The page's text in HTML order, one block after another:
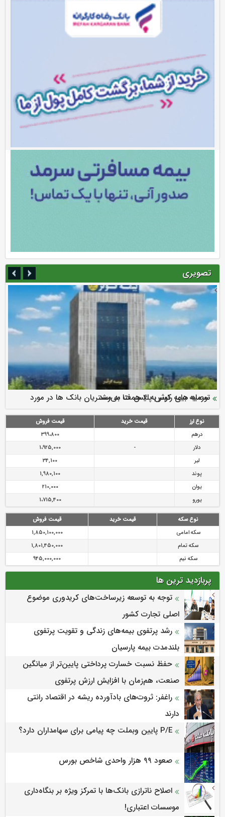
تصویری
ارزش سهام عدالت بالا رفت
سرمایه بیمه کوثر به ۴ همت می‌رسد
نود ثانیه با فولاد سنگان
تقدیر دبیرکل سندیکای بیمه گران ایران از اقدامات مدیرعامل بیمه
رازی
توصیه های رئیس پلیس فتا به مشتریان بانک ها در مورد
پیشگیری از سرقت های مجازی
نوع ارز قیمت خرید
قیمت فروش
درهم
399،800
دلار
-
1،925,000
لیر
34,100
پوند
1,980,100
یوان
210,000
یورو
1،715,400
نوع سکه قیمت خرید
قیمت فروش
سکه امامی
1,850,100,000
سکه تمام
1,801,450,000
سکه نیم
945,000,000
پربازدید ترین ها
توجه به توسعه زیرساخت‌های کریدوری موضوع
اصلی تجارت کشور
رشد پرتفوی بیمه‌های زندگی و تقویت پرتفوی
بلندمدت بیمه پارسیان
حفظ نسبت خسارت پرداختی پایین‌تر از میانگین
صنعت، هم‌زمان با افزایش ارزش پرتفوی
راغفر: ثروت‌های بادآورده ریشه در اقتصاد رانتی
دارند
P/E پایین وبملت چه پیامی برای سهامداران دارد؟
صعود ۹۹ هزار واحدی شاخص بورس
اصلاح ناترازی بانک‌ها با تمرکز ویژه بر بنگاه‌داری
موسسات اعتباری!